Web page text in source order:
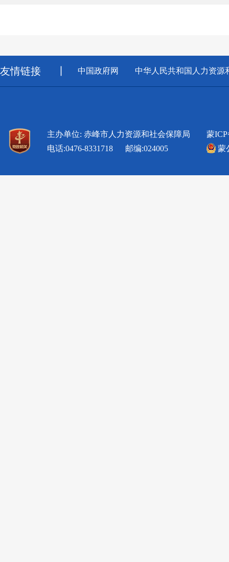
友情链接 中国政府网 中华人民共和国人力资源
主办单位: 赤峰市人力资源和社会保障局
电话:0476-8331718 邮编:024005
蒙ICP
蒙